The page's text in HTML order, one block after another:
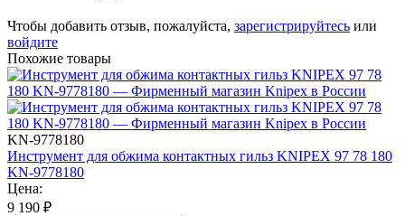
Чтобы добавить отзыв, пожалуйста, зарегистрируйтесь или
войдите
Похожие товары
KN-9778180
Инструмент для обжима контактных гильз KNIPEX 97 78 180
KN-9778180
Цена:
9 190 ₽